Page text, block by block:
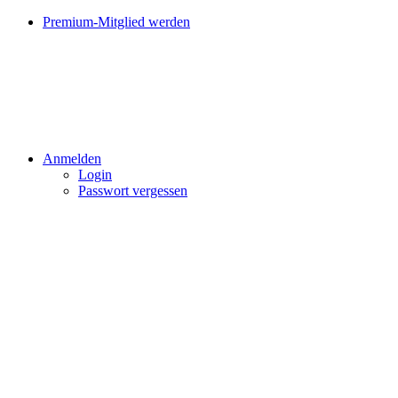
Premium-Mitglied werden
Anmelden
Login
Passwort vergessen